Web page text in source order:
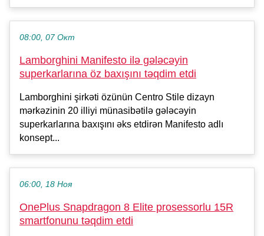
08:00, 07 Окт
Lamborghini Manifesto ilə gələcəyin
superkarlarına öz baxışını təqdim etdi
Lamborghini şirkəti özünün Centro Stile dizayn
mərkəzinin 20 illiyi münasibətilə gələcəyin
superkarlarına baxışını əks etdirən Manifesto adlı
konsept...
06:00, 18 Ноя
OnePlus Snapdragon 8 Elite prosessorlu 15R
smartfonunu təqdim etdi